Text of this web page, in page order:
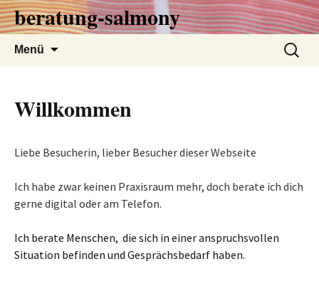
Zum
Inhalt
springen
beratung-salmony
Menü
Suchen
nach:
Willkommen
Liebe Besucherin, lieber Besucherdieser Webseite
Ich habe zwar keinen Praxisraum mehr, doch berate ich dich
gerne digital oder am Telefon.
Ich berate Menschen, die sich in einer anspruchsvollen
Situation befinden und Gesprächsbedarf haben.